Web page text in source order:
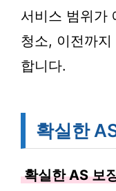
서비스 범위가
청소, 이전까
합니다.
확실한
확실한 AS 보